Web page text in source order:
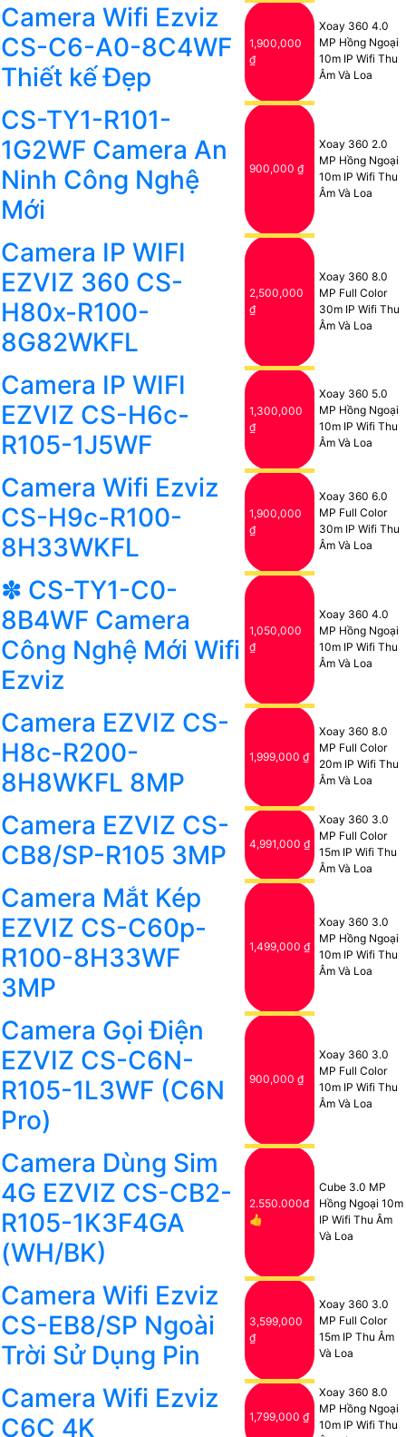
Camera Wifi Ezviz
CS-C6-A0-8C4WF
Thiết kế Đẹp
1,900,000
₫
Xoay 360 4.0
MP Hồng Ngoại
10m IP Wifi Thu
Âm Và Loa
CS-TY1-R101-
1G2WF Camera An
Ninh Công Nghệ
Mới
900,000 ₫
Xoay 360 2.0
MP Hồng Ngoại
10m IP Wifi Thu
Âm Và Loa
Camera IP WIFI
EZVIZ 360 CS-
H80x-R100-
8G82WKFL
2,500,000
₫
Xoay 360 8.0
MP Full Color
30m IP Wifi Thu
Âm Và Loa
Camera IP WIFI
EZVIZ CS-H6c-
R105-1J5WF
1,300,000
₫
Xoay 360 5.0
MP Hồng Ngoại
10m IP Wifi Thu
Âm Và Loa
Camera Wifi Ezviz
CS-H9c-R100-
8H33WKFL
1,900,000
₫
Xoay 360 6.0
MP Full Color
30m IP Wifi Thu
Âm Và Loa
✽ CS-TY1-C0-
8B4WF Camera
Công Nghệ Mới Wifi
Ezviz
1,050,000
₫
Xoay 360 4.0
MP Hồng Ngoại
10m IP Wifi Thu
Âm Và Loa
Camera EZVIZ CS-
H8c-R200-
8H8WKFL 8MP
1,999,000 ₫
Xoay 360 8.0
MP Full Color
20m IP Wifi Thu
Âm Và Loa
Camera EZVIZ CS-
CB8/SP-R105 3MP
4,991,000 ₫
Xoay 360 3.0
MP Full Color
15m IP Wifi Thu
Âm Và Loa
Camera Mắt Kép
EZVIZ CS-C60p-
R100-8H33WF
3MP
1,499,000 ₫
Xoay 360 3.0
MP Hồng Ngoại
10m IP Wifi Thu
Âm Và Loa
Camera Gọi Điện
EZVIZ CS-C6N-
R105-1L3WF (C6N
Pro)
900,000 ₫
Xoay 360 3.0
MP Full Color
10m IP Wifi Thu
Âm Và Loa
Camera Dùng Sim
4G EZVIZ CS-CB2-
R105-1K3F4GA
(WH/BK)
2.550.000đ
👍
Cube 3.0 MP
Hồng Ngoại 10m
IP Wifi Thu Âm
Và Loa
Camera Wifi Ezviz
CS-EB8/SP Ngoài
Trời Sử Dụng Pin
3,599,000
₫
Xoay 360 3.0
MP Full Color
15m IP Thu Âm
Và Loa
Camera Wifi Ezviz
C6C 4K
1,799,000 ₫
Xoay 360 8.0
MP Hồng Ngoại
10m IP Wifi Thu